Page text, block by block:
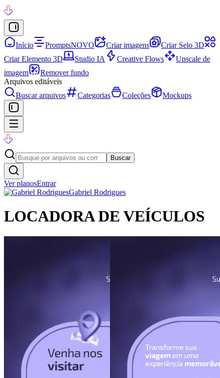
Início PromptsNOVO Criar imagens
Criar Selo 3D
Criar Elemento 3D
Studio IA Creative Flows
Upscale de
imagem
Remover fundo
Arquivos editáveis
Buscar arquivos
Categorias Coleções Mockups
Buscar
Ver planosEntrar
Gabriel Rodrigues
LOCADORA DE VEÍCULOS